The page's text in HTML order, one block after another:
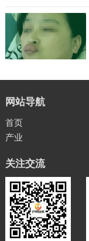
网站导航
首页
产业
关注交流